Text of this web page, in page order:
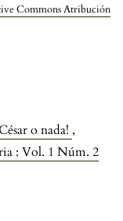
Commons Atribución
o nada! ,
: Vol. 1 Núm. 2